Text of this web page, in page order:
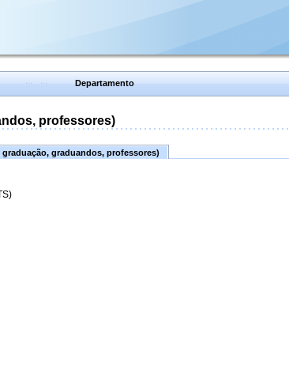
Departamento
professores)
graduandos, professores)